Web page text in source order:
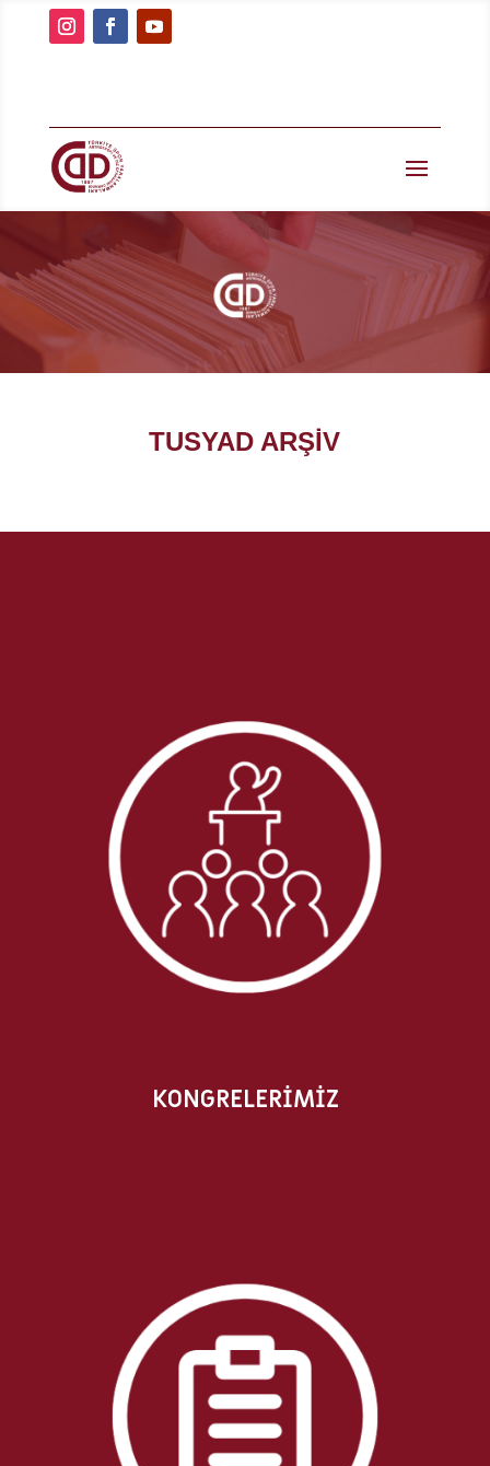
TUSYAD ARŞİV
KONGRELERİMİZ